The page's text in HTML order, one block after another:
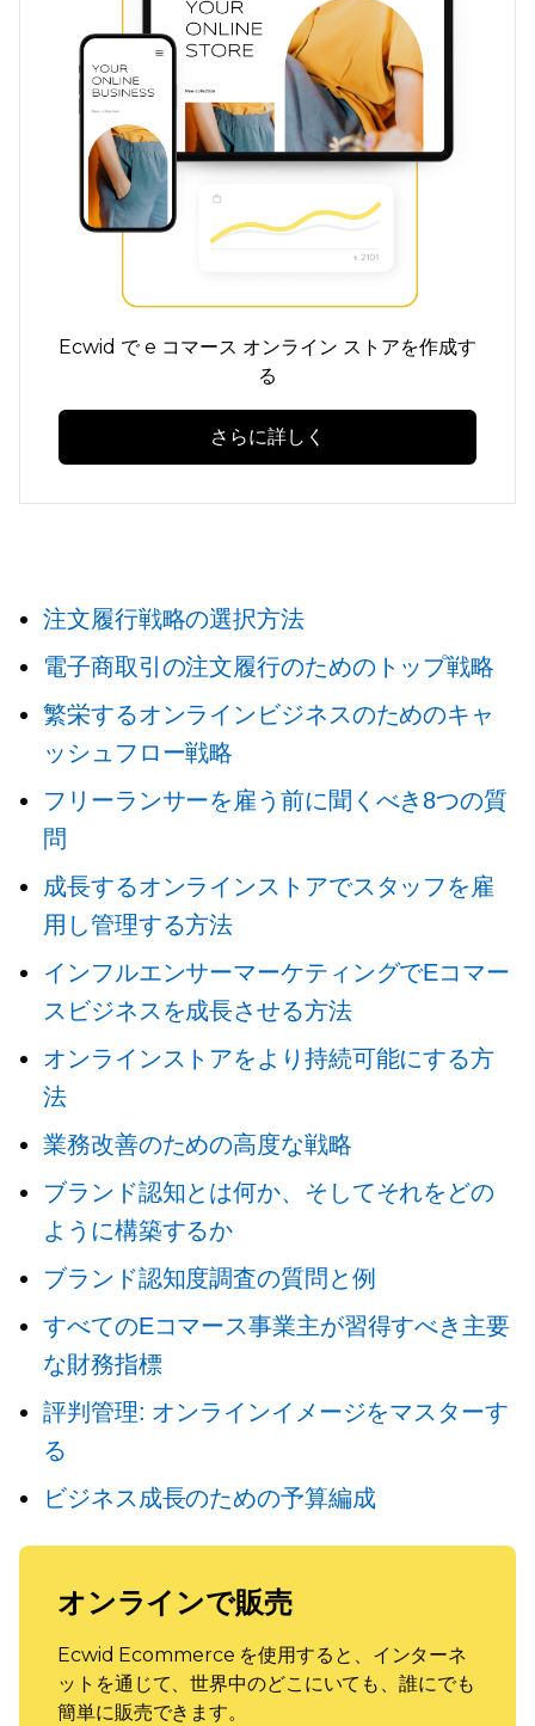
Ecwid で e コマース オンライン ストアを作成す
る
さらに詳しく
注文履行戦略の選択方法
電子商取引の注文履行のためのトップ戦略
繁栄するオンラインビジネスのためのキャ
ッシュフロー戦略
フリーランサーを雇う前に聞くべき8つの質
問
成長するオンラインストアでスタッフを雇
用し管理する方法
インフルエンサーマーケティングでEコマー
スビジネスを成長させる方法
オンラインストアをより持続可能にする方
法
業務改善のための高度な戦略
ブランド認知とは何か、そしてそれをどの
ように構築するか
ブランド認知度調査の質問と例
すべてのEコマース事業主が習得すべき主要
な財務指標
評判管理: オンラインイメージをマスターす
る
ビジネス成長のための予算編成
オンラインで販売
Ecwid Ecommerce を使用すると、インターネ
ットを通じて、世界中のどこにいても、誰にでも
簡単に販売できます。